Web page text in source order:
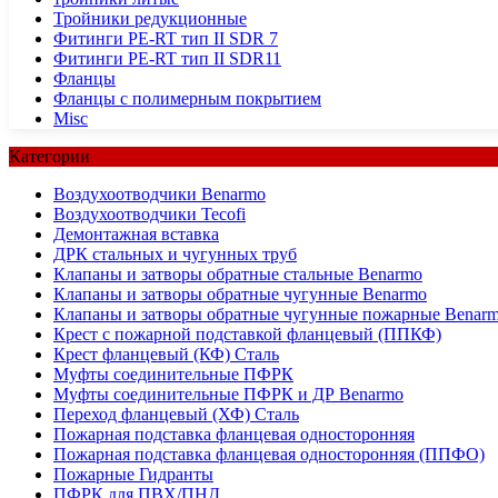
Тройники редукционные
Фитинги PE-RT тип II SDR 7
Фитинги PE-RT тип II SDR11
Фланцы
Фланцы с полимерным покрытием
Misc
Категории
Воздухоотводчики Benarmo
Воздухоотводчики Tecofi
Демонтажная вставка
ДРК стальных и чугунных труб
Клапаны и затворы обратные стальные Benarmo
Клапаны и затворы обратные чугунные Benarmo
Клапаны и затворы обратные чугунные пожарные
Крест с пожарной подставкой фланцевый (ППКФ)
Крест фланцевый (КФ) Сталь
Муфты соединительные ПФРК
Муфты соединительные ПФРК и ДР Benarmo
Переход фланцевый (ХФ) Сталь
Пожарная подставка фланцевая односторонняя
Пожарная подставка фланцевая односторонняя (ППФО)
Пожарные Гидранты
ПФРК для ПВХ/ПНД